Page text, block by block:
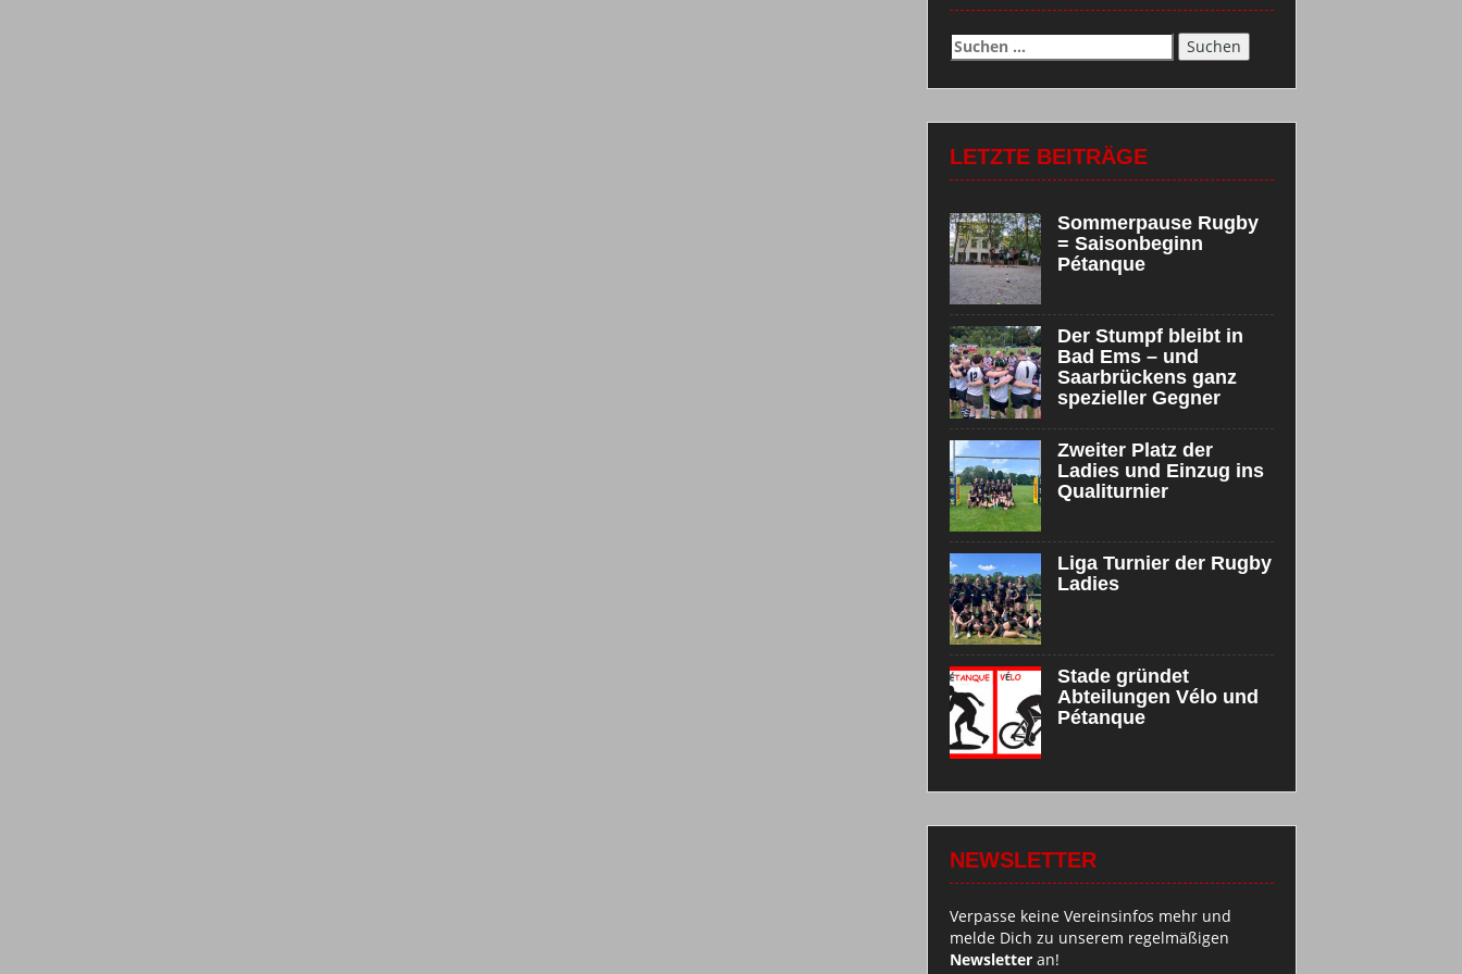
Suchen
nach:
LETZTE BEITRÄGE
Sommerpause Rugby
= Saisonbeginn
Pétanque
Der Stumpf bleibt in
Bad Ems – und
Saarbrückens ganz
spezieller Gegner
Zweiter Platz der
Ladies und Einzug ins
Qualiturnier
Liga Turnier der Rugby
Ladies
Stade gründet
Abteilungen Vélo und
Pétanque
NEWSLETTER
Verpasse keine Vereinsinfos mehr und
melde Dich zu unserem regelmäßigen
Newsletter an!